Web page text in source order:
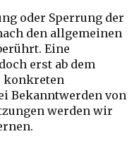
oder Sperrung der
den allgemeinen
Eine
erst ab dem
konkreten
Bekanntwerden von
werden wir